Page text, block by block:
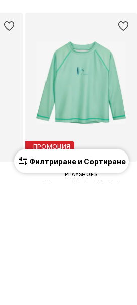
ПРОМОЦИЯ
PLAYSHOES
UV защита 'Surfbrett Palme'
Филтриране и Сортиране